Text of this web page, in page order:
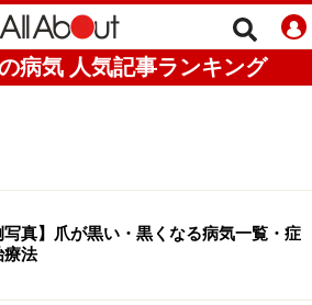
病気 人気記事ランキング
写真】爪が黒い・黒くなる病気一覧・症
療法